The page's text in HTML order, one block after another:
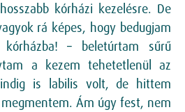
kórházi kezelésre. De
rá képes, hogy bedugjam
– beletúrtam sűrű
a kezem tehetetlenül az
is labilis volt, de hittem
Ám úgy fest, nem